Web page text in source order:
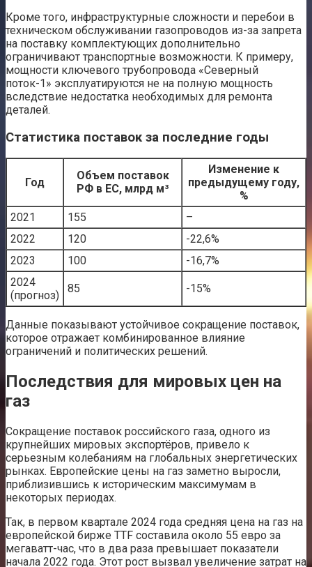
Кроме того, инфраструктурные сложности и перебои в
техническом обслуживании газопроводов из-за запрета
на поставку комплектующих дополнительно
ограничивают транспортные возможности. К примеру,
мощности ключевого трубопровода «Северный
поток-1» эксплуатируются не на полную мощность
вследствие недостатка необходимых для ремонта
деталей.
Статистика поставок за последние годы
Год
Объем поставок
РФ в ЕС, млрд м³
Изменение к
предыдущему году,
%
2021
155
–
2022
120
-22,6%
2023
100
-16,7%
2024
(прогноз)
85 -15%
Данные показывают устойчивое сокращение поставок,
которое отражает комбинированное влияние
ограничений и политических решений.
Последствия для мировых цен на
газ
Сокращение поставок российского газа, одного из
крупнейших мировых экспортёров, привело к
серьезным колебаниям на глобальных энергетических
рынках. Европейские цены на газ заметно выросли,
приблизившись к историческим максимумам в
некоторых периодах.
Так, в первом квартале 2024 года средняя цена на газ на
европейской бирже TTF составила около 55 евро за
мегаватт-час, что в два раза превышает показатели
начала 2022 года. Этот рост вызвал увеличение затрат на